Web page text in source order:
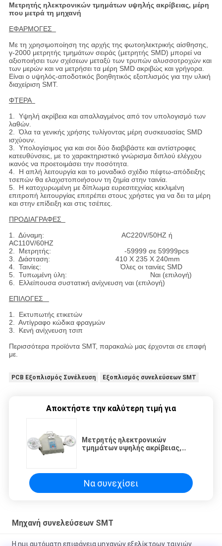
Μετρητής ηλεκτρονικών τμημάτων υψηλής ακρίβειας, μέρη
που μετρά τη μηχανή
ΕΦΑΡΜΟΓΕΣ
Με τη χρησιμοποίηση της αρχής της φωτοηλεκτρικής αίσθησης,
γ-2000 μετρητής τμημάτων σειράς (μετρητής SMD) μπορεί να
αξιοποιήσει των σχέσεων μεταξύ των τρυπών αλυσσοτροχών και
των μερών και να μετρήσει τα μέρη SMD ακριβώς και γρήγορα.
Είναι ο υψηλός-αποδοτικός βοηθητικός εξοπλισμός για την υλική
διαχείριση SMT.
ΦΤΕΡΑ
1. Υψηλή ακρίβεια και απαλλαγμένος από τον υπολογισμό των
λαθών.
2. Όλα τα γενικής χρήσης τυλίγοντας μέρη συσκευασίας SMD
ισχύουν.
3. Υπολογίσιμος για και σοι δύο διαβιβάστε και αντίστροφες
κατευθύνσεις, με το χαρακτηριστικό γνώρισμα διπλού ελέγχου
ικανός να προετοιμάσει την ποσότητα.
4. Η απλή λειτουργία και το μοναδικό σχέδιο πέφτω-απόδειξης
τσεπών θα ελαχιστοποιήσουν τη ζημία στην ταινία.
5. Η κατοχυρωμένη με δίπλωμα ευρεσιτεχνίας κεκλιμένη
επιτροπή λειτουργίας επιτρέπει στους χρήστες για να δει τα μέρη
και στην επίδειξη και στις τσέπες.
ΠΡΟΔΙΑΓΡΑΦΕΣ
1. Δύναμη: AC220V/50HZ ή
AC110V/60HZ
2. Μετρητής: -59999 σε 59999pcs
3. Διάσταση: 410 X 235 X 240mm
4. Ταινίες: Όλες οι ταινίες SMD
5. Τυπωμένη ύλη: Ναι (επιλογή)
6. Ελλείπουσα συστατική ανίχνευση ναι (επιλογή)
ΕΠΙΛΟΓΕΣ
1. Εκτυπωτής ετικετών
2. Αντίγραφο κώδικα φραγμών
3. Κενή ανίχνευση τσιπ
Περισσότερα προϊόντα SMT, παρακαλώ μας έρχονται σε επαφή
με.
PCB Εξοπλισμός Συνέλευση Εξοπλισμός συνελεύσεων SMT
Αποκτήστε την καλύτερη τιμή για
Μετρητής ηλεκτρονικών
τμημάτων υψηλής ακρίβειας,
Να συνεχίσει
Μηχανή συνελεύσεων SMT
Η ημι αυτόματη επιφάνεια μηχανών εξελίκτρων ταινιών